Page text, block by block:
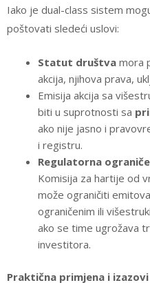
Iako je dual-class sistem
poštovati sledeći uslovi:
Statut društva mora
akcija, njihova prava,
Emisija akcija sa
biti u suprotnosti sa
ako nije jasno i
i registru.
Regulatorna
Komisija za hartije od
može ograničiti
ograničenim ili
ako se time ugrožava
investitora.
Praktična primjena i izazovi